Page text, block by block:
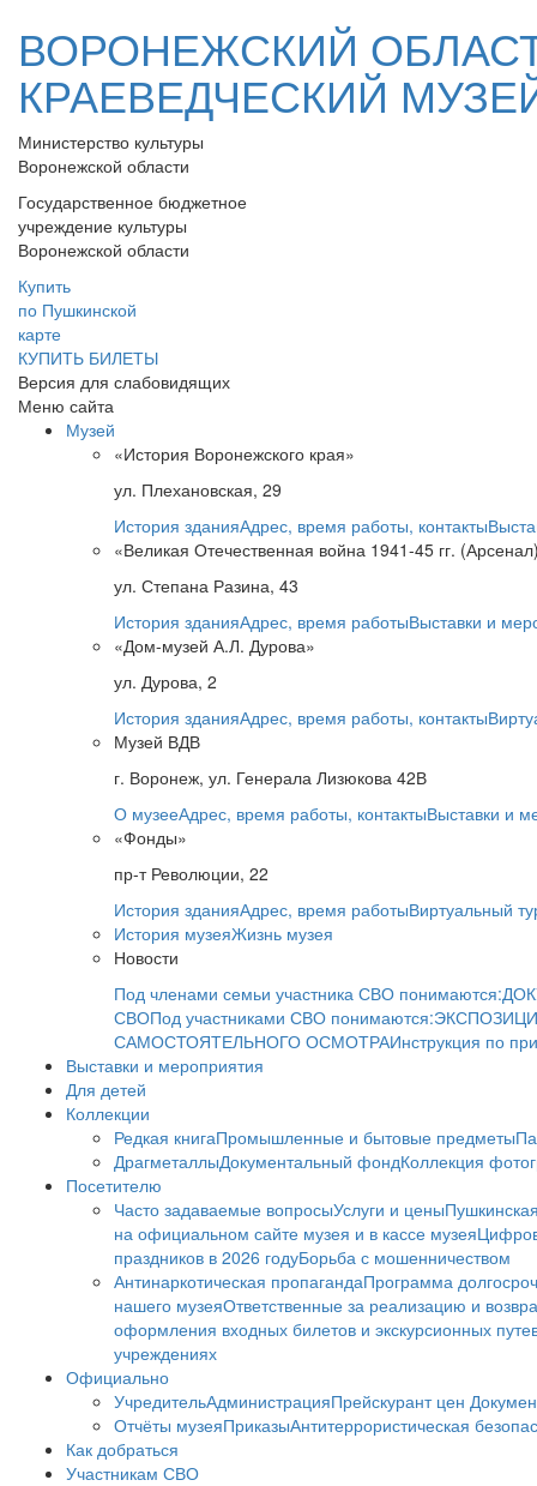
ВОРОНЕЖСКИЙ
КРАЕВЕДЧЕСКИЙ
Министерство культуры
Воронежской области
Государственное бюджетное
учреждение культуры
Воронежской области
Купить
по Пушкинской
карте
КУПИТЬ БИЛЕТЫ
Версия для слабовидящих
Меню сайта
Музей
«История Воронежского края»
ул. Плехановская, 29
История зданияАдрес, время работы, контакты
«Великая Отечественная война 1941-45 гг.
ул. Степана Разина, 43
История зданияАдрес, время работыВыставки и
«Дом-музей А.Л. Дурова»
ул. Дурова, 2
История зданияАдрес, время работы, контакты
Музей ВДВ
г. Воронеж, ул. Генерала Лизюкова 42В
О музееАдрес, время работы, контактыВыставки и
«Фонды»
пр-т Революции, 22
История зданияАдрес, время работыВиртуальный
История музеяЖизнь музея
Новости
Под членами семьи участника СВО понимаются:
СВОПод участниками СВО понимаются:
САМОСТОЯТЕЛЬНОГО ОСМОТРАИнструкция по
Выставки и мероприятия
Для детей
Коллекции
Редкая книгаПромышленные и бытовые предметы
ДрагметаллыДокументальный фондКоллекция
Посетителю
Часто задаваемые вопросыУслуги и цены
на официальном сайте музея и в кассе музея
праздников в 2026 годуБорьба с мошенничеством
Антинаркотическая пропагандаПрограмма
нашего музеяОтветственные за реализацию и
оформления входных билетов и экскурсионных
учреждениях
Официально
УчредительАдминистрацияПрейскурант цен
Отчёты музеяПриказыАнтитеррористическая
Как добраться
Участникам СВО